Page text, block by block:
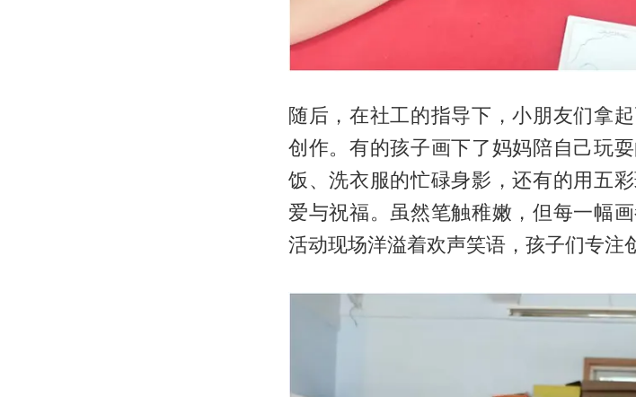
随后，在社工的指导下，小朋友们拿
创作。有的孩子画下了妈妈陪自己玩
饭、洗衣服的忙碌身影，还有的用五
爱与祝福。虽然笔触稚嫩，但每一幅
活动现场洋溢着欢声笑语，孩子们专注